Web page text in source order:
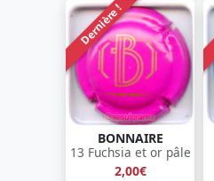
Dernière !
BONNAIRE
13 Fuchsia et or pâle
2,00€